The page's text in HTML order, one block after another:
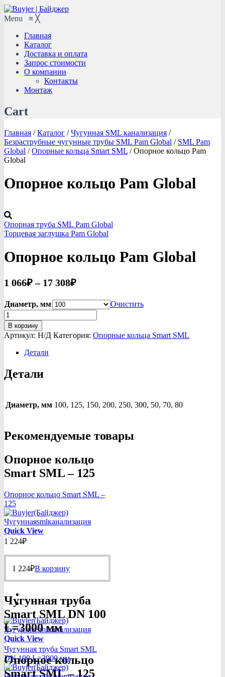
Menu ≡ ╳
Главная
Каталог
Доставка и оплата
Запрос стоимости
О компании
Контакты
Монтаж
Cart
Главная / Каталог / Чугунная SML канализация /
Безраструбные чугунные трубы SML Pam Global / SML Pam
Global / Опорные кольца Smart SML /Опорное кольцо Pam
Global
Опорное кольцо Pam Global
Опорная труба SML Pam Global
Торцевая заглушка Pam Global
Опорное кольцо Pam Global
1 066₽ – 17 308₽Диапазон
1
17
Диаметр, мм
Очистить
Количество
товара
Опорное
кольцо
Pam
Global
В корзину
Артикул: Н/Д Категория: Опорные кольца Smart SML
Детали
Детали
Диаметр, мм 100, 125, 150, 200, 250, 300, 50, 70, 80
Рекомендуемые товары
Опорное кольцо
Smart SML – 125
Опорное кольцо Smart SML –
125
Quick View
1 224₽
1 224₽В корзину
Quick View
Опорное кольцо
Smart SML – 125
Чугунная труба
Smart SML DN 100
L=3000 мм
Чугунная труба Smart SML
DN 100 L=3000 мм